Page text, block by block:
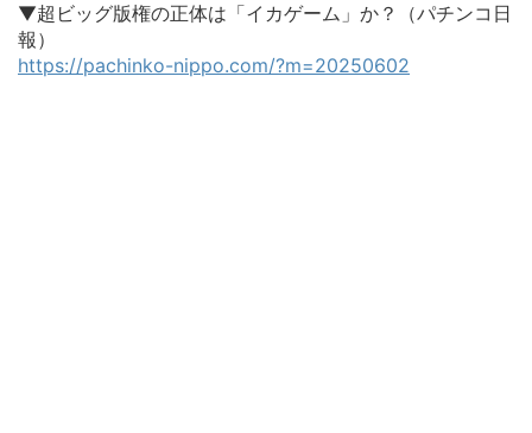
▼超ビッグ版権の正体は「イカゲーム」か？（パチンコ日
報）
https://pachinko-nippo.com/?m=20250602